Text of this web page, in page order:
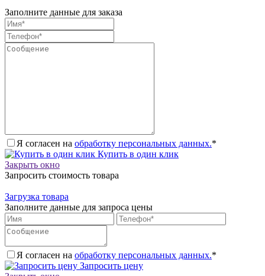
Заполните данные для заказа
Я согласен на обработку персональных данных.*
Купить в один клик
Закрыть окно
Запросить стоимость товара
Загрузка товара
Заполните данные для запроса цены
Я согласен на обработку персональных данных.*
Запросить цену